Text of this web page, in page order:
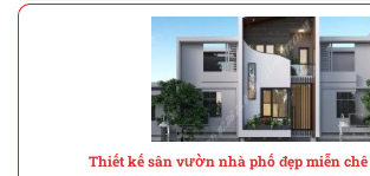
Thiết kế sân vườn nhà phố đẹp miễn chê